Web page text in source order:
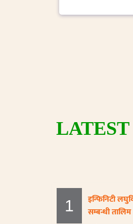
LATEST
1
इन्फिनिटी
सम्बन्धी तालिम